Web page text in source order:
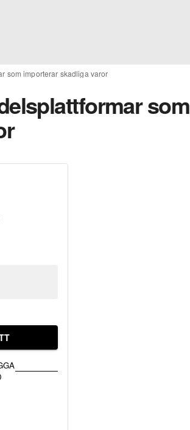
som importerar skadliga varor
som